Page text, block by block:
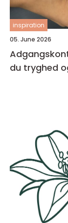
inspiration
05. June 2026
du tryghed